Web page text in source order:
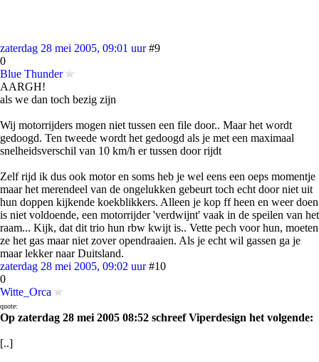
zaterdag 28 mei 2005, 09:01 uur #9
0
Blue Thunder
AARGH!
als we dan toch bezig zijn
Wij motorrijders mogen niet tussen een file door.. Maar het wordt
gedoogd. Ten tweede wordt het gedoogd als je met een maximaal
snelheidsverschil van 10 km/h er tussen door rijdt
Zelf rijd ik dus ook motor en soms heb je wel eens een oeps momentje
maar het merendeel van de ongelukken gebeurt toch echt door niet uit
hun doppen kijkende koekblikkers. Alleen je kop ff heen en weer doen
is niet voldoende, een motorrijder 'verdwijnt' vaak in de speilen van het
raam... Kijk, dat dit trio hun rbw kwijt is.. Vette pech voor hun, moeten
ze het gas maar niet zover opendraaien. Als je echt wil gassen ga je
maar lekker naar Duitsland.
zaterdag 28 mei 2005, 09:02 uur #10
0
Witte_Orca
quote:
Op zaterdag 28 mei 2005 08:52 schreef Viperdesign het volgende:
[..]